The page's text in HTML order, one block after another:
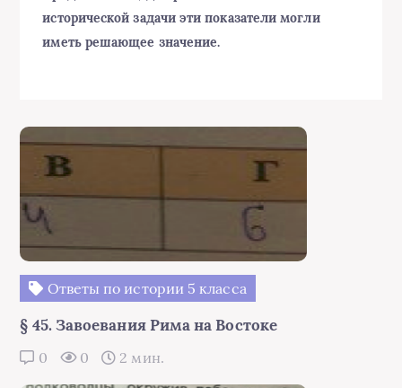
исторической задачи эти показатели могли
иметь решающее значение.
Ответы по истории 5 класса
§ 45. Завоевания Рима на Востоке
0 0 2 мин.